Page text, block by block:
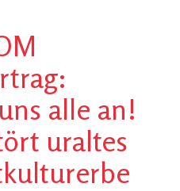
alle an!
uraltes